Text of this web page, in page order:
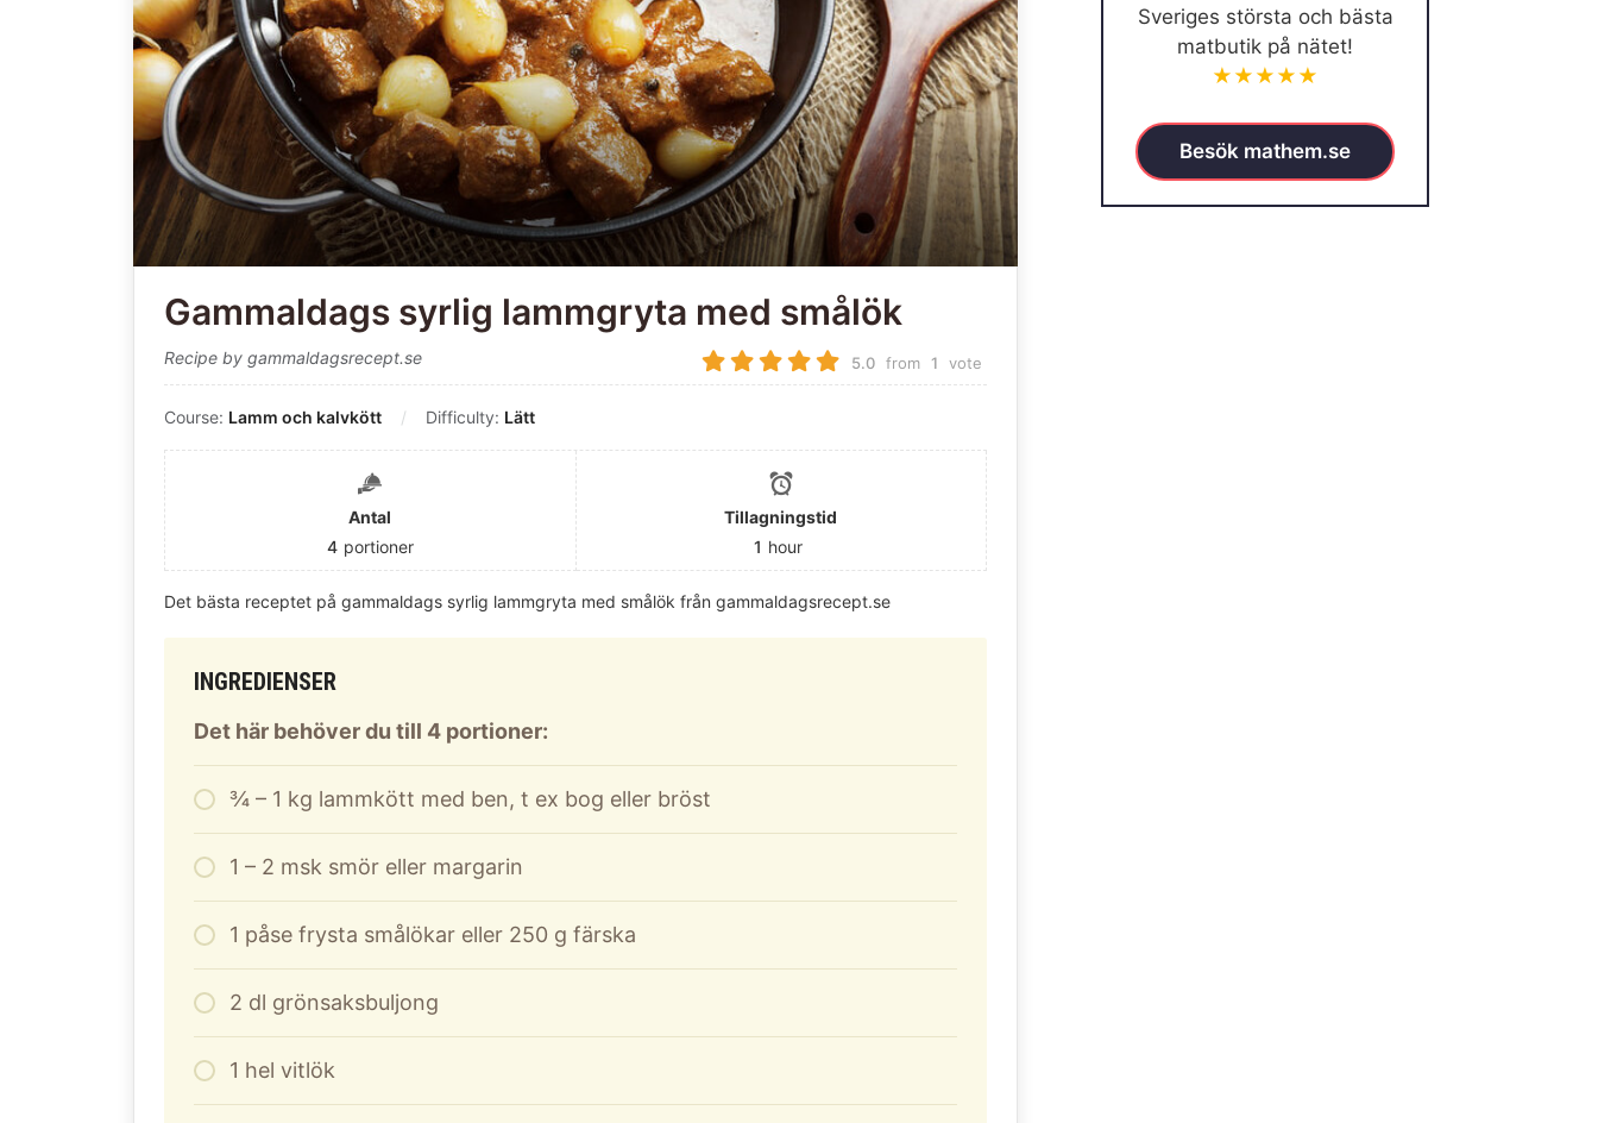
Gammaldags syrlig lammgryta med smålök
5.0 from 1 vote
Recipe by gammaldagsrecept.se
Course: Lamm och kalvkött Difficulty: Lätt
Antal
4 portioner
Tillagningstid
1 hour
Det bästa receptet på gammaldags syrlig lammgryta med smålök från gammaldagsrecept.se
INGREDIENSER
Det här behöver du till 4 portioner:
¾ – 1 kg lammkött med ben, t ex bog eller bröst
1 – 2 msk smör eller margarin
1 påse frysta smålökar eller 250 g färska
2 dl grönsaksbuljong
1 hel vitlök
Sveriges största och bästa
matbutik på nätet!
★★★★★
Besök mathem.se